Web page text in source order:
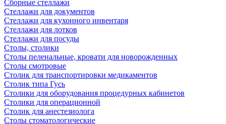
Сборные стеллажи
Стеллажи для документов
Стеллажи для кухонного инвентаря
Стеллажи для лотков
Стеллажи для посуды
Столы, столики
Столы пеленальные, кровати для новорожденных
Столы смотровые
Столик для транспортировки медикаментов
Столик типа Гусь
Столики для оборудования процедурных кабинетов
Столики для операционной
Столик для анестезиолога
Столы стоматологические